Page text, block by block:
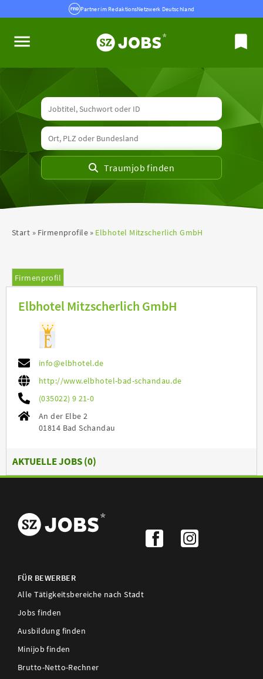
Partner im RedaktionsNetzwerk Deutschland
Start Firmenprofile Elbhotel Mitzscherlich GmbH
Firmenprofil
Elbhotel Mitzscherlich GmbH
info@elbhotel.de
http://www.elbhotel-bad-schandau.de
(035022) 9 21-0
An der Elbe 2
01814 Bad Schandau
AKTUELLE JOBS (0)
FÜR BEWERBER
Alle Tätigkeitsbereiche nach Stadt
Jobs finden
Ausbildung finden
Minijob finden
Brutto-Netto-Rechner